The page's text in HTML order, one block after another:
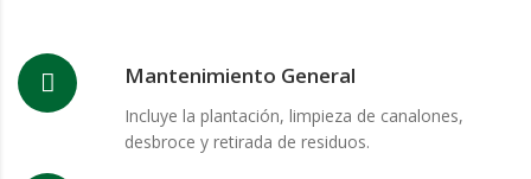
Mantenimiento General
Incluye la plantación, limpieza de canalones,
desbroce y retirada de residuos.